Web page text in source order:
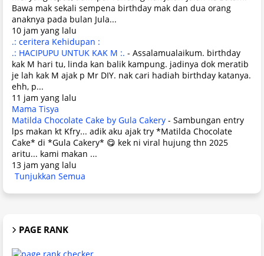
Bawa mak sekali sempena birthday mak dan dua orang
anaknya pada bulan Jula...
10 jam yang lalu
.: ceritera Kehidupan :
.: HACIPUPU UNTUK KAK M :. - Assalamualaikum. birthday
kak M hari tu, linda kan balik kampung. jadinya dok meratib
je lah kak M ajak p Mr DIY. nak cari hadiah birthday katanya.
ehh, p...
11 jam yang lalu
Mama Tisya
Matilda Chocolate Cake by Gula Cakery - Sambungan entry
lps makan kt Kfry... adik aku ajak try *Matilda Chocolate
Cake* di *Gula Cakery* 😋 kek ni viral hujung thn 2025
aritu... kami makan ...
13 jam yang lalu
Tunjukkan Semua
PAGE RANK